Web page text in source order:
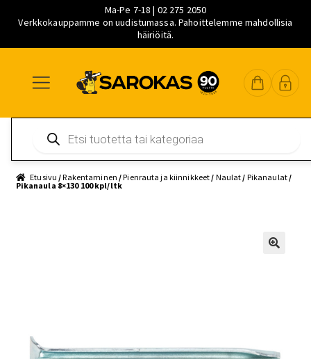
Ma-Pe 7-18 | 02 275 2050
Verkkokauppamme on uudistumassa. Pahoittelemme mahdollisia
häiriöitä.
navigointiin
sisältöön
pääsisältöön
search
Etusivu /Rakentaminen /Pienrauta ja kiinnikkeet / Naulat / Pikanaulat/
Pikanaula 8×130 100 kpl/ltk